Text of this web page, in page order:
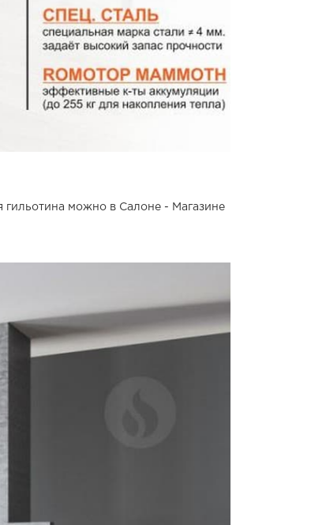
гильотина можно в Салоне - Магазине